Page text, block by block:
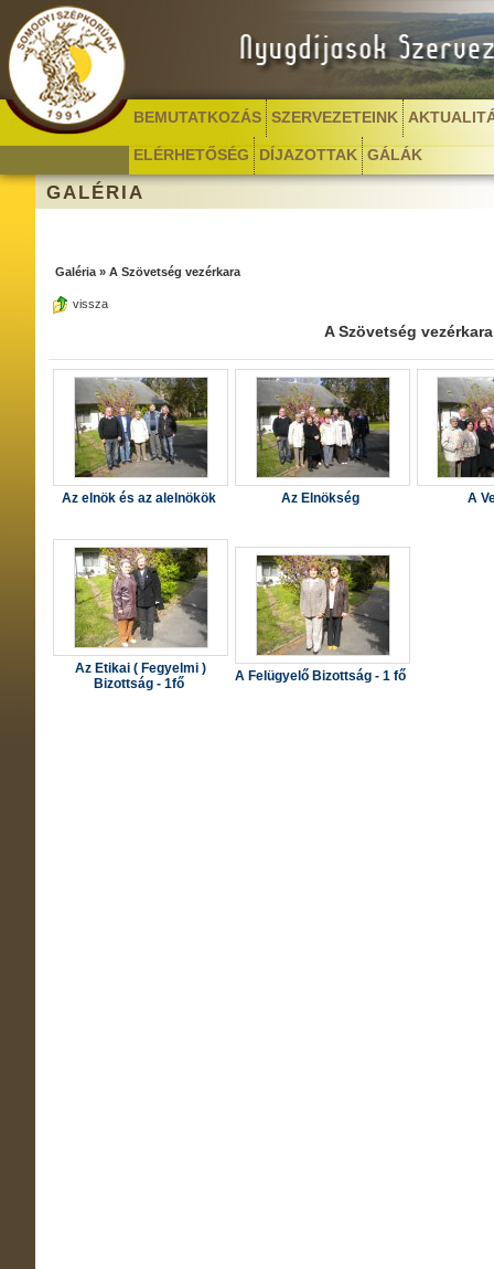
BEMUTATKOZÁS SZERVEZETEINK
ELÉRHETŐSÉG DÍJAZOTTAK GÁLÁK
GALÉRIA
Galéria » A Szövetség vezérkara
vissza
A Szövetség vezérkara
Az elnök és az alelnökök Az Elnökség A
Az Etikai ( Fegyelmi )
Bizottság - 1fő
A Felügyelő Bizottság - 1 fő